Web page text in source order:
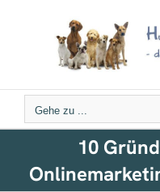
Gehe zu ...
10